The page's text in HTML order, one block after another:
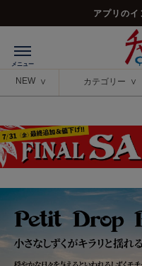
アプリの
NEW カテゴリー